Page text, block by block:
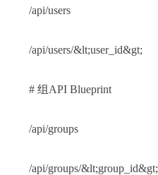
/api/users
/api/users/&lt;user_id&gt;
# 组API Blueprint
/api/groups
/api/groups/&lt;group_id&gt;